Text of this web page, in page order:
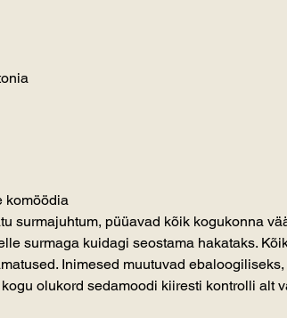
komöödia
surmajuhtum, püüavad kõik kogukonna
surmaga kuidagi seostama hakataks.
Inimesed muutuvad
olukord sedamoodi kiiresti kontrolli alt